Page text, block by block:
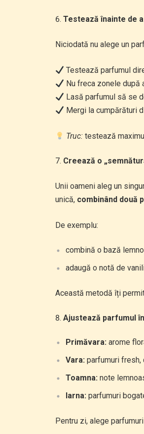
Testează înainte de
Niciodată nu alege un
Testează parfumul
Nu freca zonele
Lasă parfumul să se
Mergi la cumpărături
Truc: testează
Creează o
Unii oameni aleg un
unică, combinând două
De exemplu:
combină o bază
adaugă o notă de
Această metodă îți
Ajustează parfumul
Primăvara: arome
Vara: parfumuri fresh,
Toamna: note
Iarna: parfumuri
Pentru zi, alege